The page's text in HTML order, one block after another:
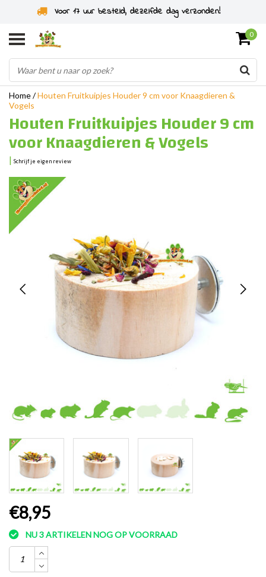
Voor 17 uur besteld, dezelfde dag verzonden!
0
Home/Houten Fruitkuipjes Houder 9 cm voor Knaagdieren &
Vogels
Houten Fruitkuipjes Houder 9 cm
voor Knaagdieren & Vogels
| Schrijf je eigen review
€8,95
NU 3 ARTIKELEN NOG OP VOORRAAD